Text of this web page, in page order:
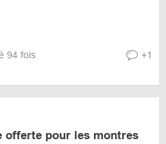
94 fois +1
offerte pour les montres